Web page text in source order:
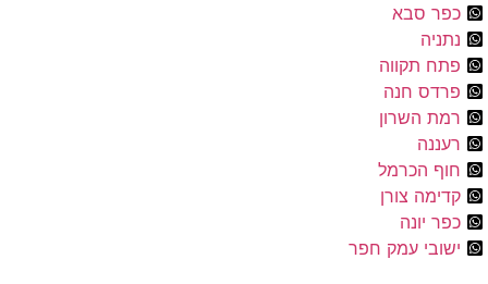
כפר סבא
נתניה
פתח תקווה
פרדס חנה
רמת השרון
רעננה
חוף הכרמל
קדימה צורן
כפר יונה
ישובי עמק חפר